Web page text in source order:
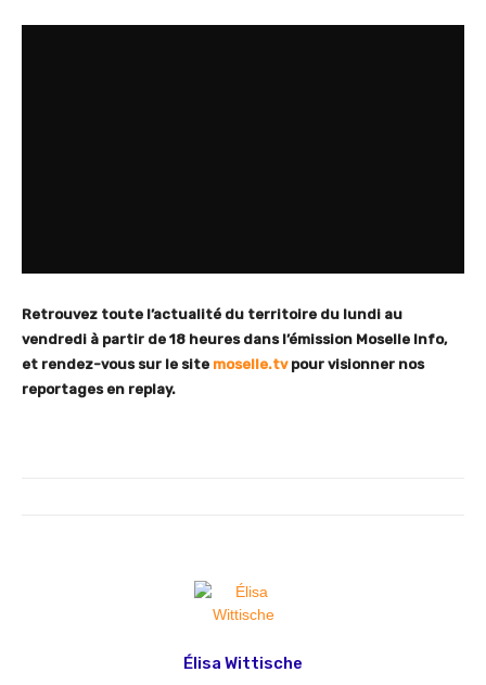
Retrouvez toute l’actualité du territoire du lundi au
vendredi à partir de 18 heures dans l’émission Moselle Info,
et rendez-vous sur le site moselle.tv pour visionner nos
reportages en replay.
Élisa Wittische